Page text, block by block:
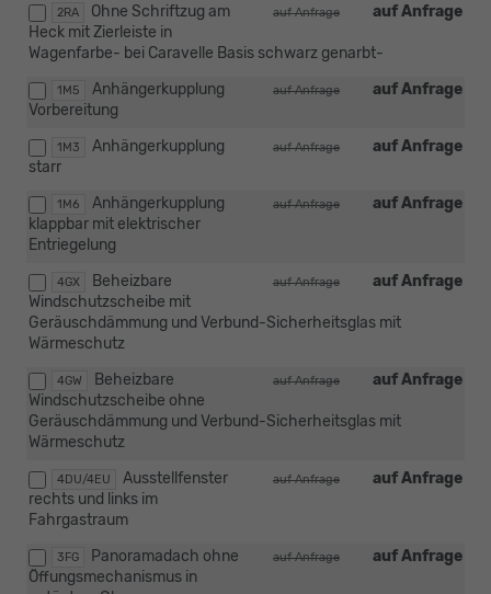
2RA auf Anfrage
auf Anfrage
Ohne Schriftzug am
Heck mit Zierleiste in
Wagenfarbe- bei Caravelle Basis schwarz genarbt-
1M5 auf Anfrage
auf Anfrage
Anhängerkupplung
Vorbereitung
1M3 auf Anfrage
auf Anfrage
Anhängerkupplung
starr
1M6 auf Anfrage
auf Anfrage
Anhängerkupplung
klappbar mit elektrischer
Entriegelung
4GX auf Anfrage
auf Anfrage
Beheizbare
Windschutzscheibe mit
Geräuschdämmung und Verbund-Sicherheitsglas mit
Wärmeschutz
4GW auf Anfrage
auf Anfrage
Beheizbare
Windschutzscheibe ohne
Geräuschdämmung und Verbund-Sicherheitsglas mit
Wärmeschutz
4DU/4EU auf Anfrage
auf Anfrage
Ausstellfenster
rechts und links im
Fahrgastraum
3FG auf Anfrage
auf Anfrage
Panoramadach ohne
Öffungsmechanismus in